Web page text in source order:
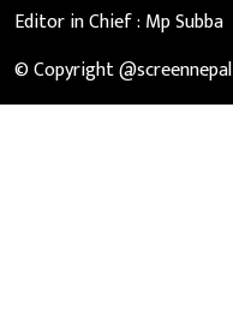
Editor in Chief : Mp Subba
© Copyright @screennepal